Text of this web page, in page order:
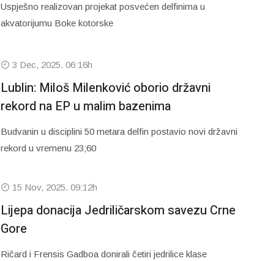
Uspješno realizovan projekat posvećen delfinima u
akvatorijumu Boke kotorske
3 Dec, 2025. 06:16h
Lublin: Miloš Milenković oborio državni
rekord na EP u malim bazenima
Budvanin u disciplini 50 metara delfin postavio novi državni
rekord u vremenu 23;60
15 Nov, 2025. 09:12h
Lijepa donacija Jedriličarskom savezu Crne
Gore
Ričard i Frensis Gadboa donirali četiri jedrilice klase